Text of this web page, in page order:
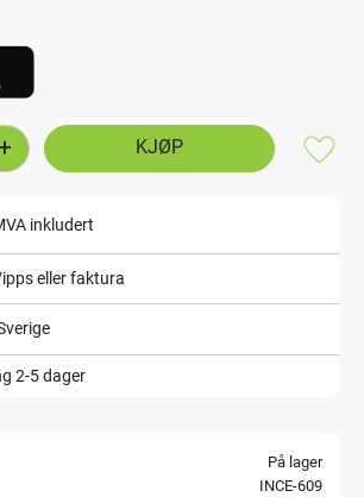
inkludert
eller faktura
2-5 dager
På lager
INCE-609